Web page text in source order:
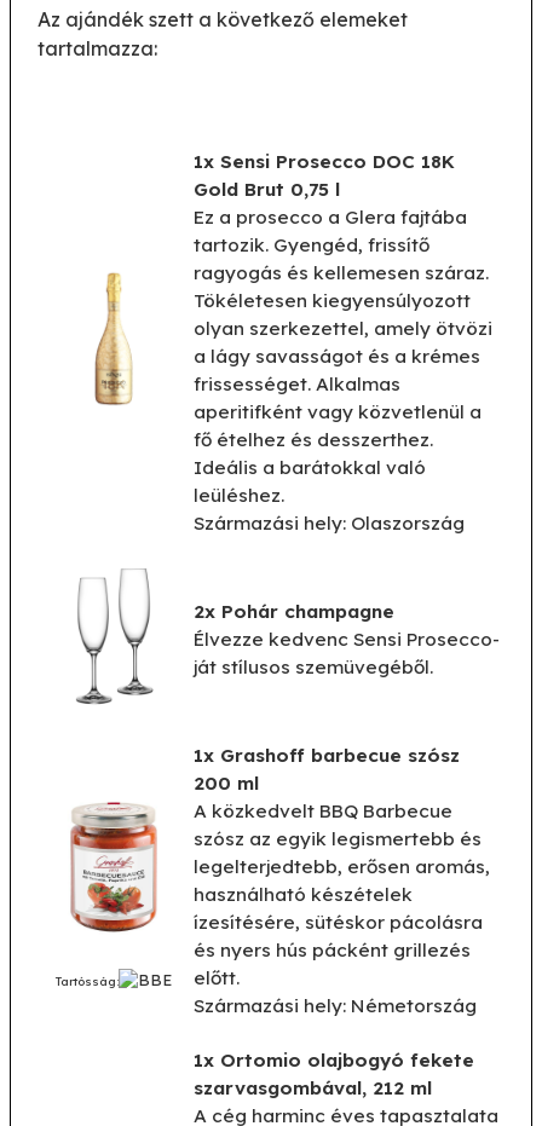
Az ajándék szett a következő elemeket
tartalmazza:
1x Sensi Prosecco DOC 18K
Gold Brut 0,75 l
Ez a prosecco a Glera fajtába
tartozik. Gyengéd, frissítő
ragyogás és kellemesen száraz.
Tökéletesen kiegyensúlyozott
olyan szerkezettel, amely ötvözi
a lágy savasságot és a krémes
frissességet. Alkalmas
aperitifként vagy közvetlenül a
fő ételhez és desszerthez.
Ideális a barátokkal való
leüléshez.
Származási hely: Olaszország
2x Pohár champagne
Élvezze kedvenc Sensi Prosecco-
ját stílusos szemüvegéből.
Tartósság:
1x Grashoff barbecue szósz
200 ml
A közkedvelt BBQ Barbecue
szósz az egyik legismertebb és
legelterjedtebb, erősen aromás,
használható készételek
ízesítésére, sütéskor pácolásra
és nyers hús pácként grillezés
előtt.
Származási hely: Németország
1x Ortomio olajbogyó fekete
szarvasgombával, 212 ml
A cég harminc éves tapasztalata